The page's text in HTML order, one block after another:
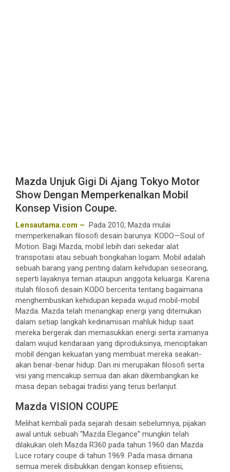
Mazda Unjuk Gigi Di Ajang Tokyo Motor
Show Dengan Memperkenalkan Mobil
Konsep Vision Coupe.
Lensautama.com – Pada 2010, Mazda mulai
memperkenalkan filosofi desain barunya: KODO—Soul of
Motion. Bagi Mazda, mobil lebih dari sekedar alat
transpotasi atau sebuah bongkahan logam. Mobil adalah
sebuah barang yang penting dalam kehidupan seseorang,
seperti layaknya teman ataupun anggota keluarga. Karena
itulah filosofi desain KODO bercerita tentang bagaimana
menghembuskan kehidupan kepada wujud mobil-mobil
Mazda. Mazda telah menangkap energi yang ditemukan
dalam setiap langkah kedinamisan mahluk hidup saat
mereka bergerak dan memasukkan energi serta iramanya
dalam wujud kendaraan yang diproduksinya, menciptakan
mobil dengan kekuatan yang membuat mereka seakan-
akan benar-benar hidup. Dan ini merupakan filosofi serta
visi yang mencakup semua dan akan dikembangkan ke
masa depan sebagai tradisi yang terus berlanjut.
Mazda VISION COUPE
Melihat kembali pada sejarah desain sebelumnya, pijakan
awal untuk sebuah “Mazda Elegance” mungkin telah
dilakukan oleh Mazda R360 pada tahun 1960 dan Mazda
Luce rotary coupe di tahun 1969. Pada masa dimana
semua merek disibukkan dengan konsep efisiensi,